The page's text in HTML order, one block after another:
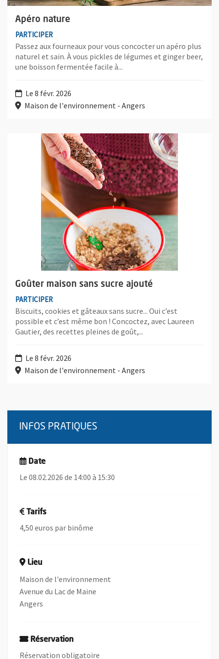
Apéro nature
PARTICIPER
Passez aux fourneaux pour vous concocter un apéro plus
naturel et sain. À vous pickles de légumes et ginger beer,
une boisson fermentée facile à...
Le 8 févr. 2026
Maison de l'environnement - Angers
Goûter maison sans sucre ajouté
PARTICIPER
Biscuits, cookies et gâteaux sans sucre... Oui c’est
possible et c’est même bon ! Concoctez, avec Laureen
Gautier, des recettes pleines de goût,...
Le 8 févr. 2026
Maison de l'environnement - Angers
Plus d'information sur l'évènement : Goûter maison sans sucre
INFOS PRATIQUES
Date
Le 08.02.2026 de 14:00 à 15:30
Tarifs
4,50 euros par binôme
Lieu
Maison de l'environnement
Avenue du Lac de Maine
Angers
Réservation
Réservation obligatoire